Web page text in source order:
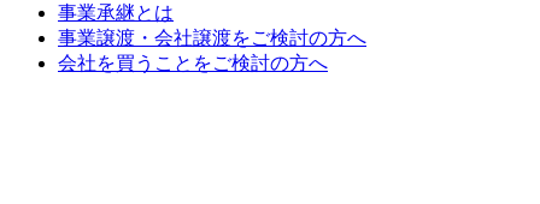
事業承継とは
事業譲渡・会社譲渡をご検討の方へ
会社を買うことをご検討の方へ